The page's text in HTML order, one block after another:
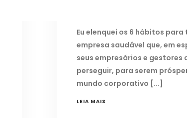
Eu elenquei os 6 hábitos para
empresa saudável que, em
seus empresários e gestores
perseguir, para serem
mundo corporativo
LEIA MAIS